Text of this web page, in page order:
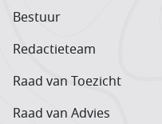
Bestuur
Redactieteam
Raad van Toezicht
Raad van Advies